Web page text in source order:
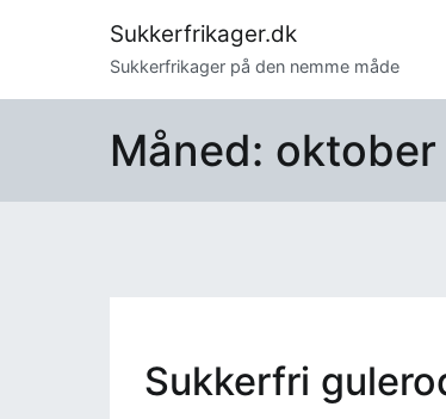
Sukkerfrikager.dk
Sukkerfrikager på den nemme måde
Måned: oktober
Sukkerfri